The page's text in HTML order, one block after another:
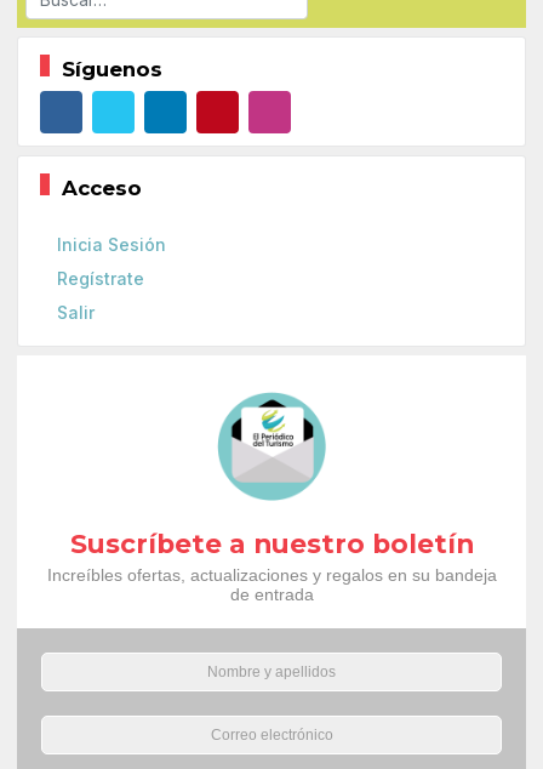
Síguenos
Acceso
Inicia Sesión
Regístrate
Salir
Suscríbete a nuestro boletín
Increíbles ofertas, actualizaciones y regalos en su bandeja
de entrada